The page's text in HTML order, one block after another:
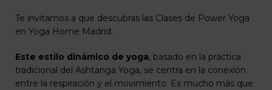
Te invitamos a que descubras las Clases de Power Yoga
en Yoga Home Madrid.
Este estilo dinámico de yoga, basado en la práctica
tradicional del Ashtanga Yoga, se centra en la conexión
entre la respiración y el movimiento. Es mucho más que